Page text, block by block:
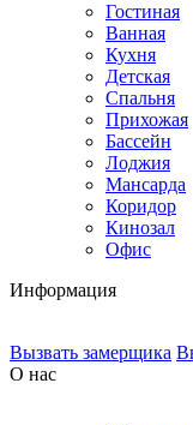
Гостиная
Ванная
Кухня
Детская
Спальня
Прихожая
Бассейн
Лоджия
Мансарда
Коридор
Кинозал
Офис
Информация
Вызвать замерщика
О нас